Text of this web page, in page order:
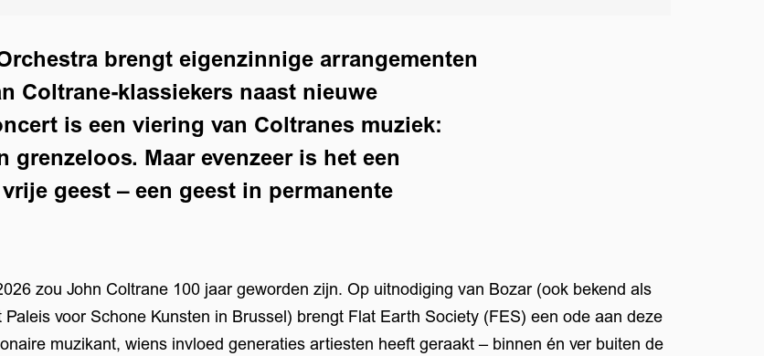
brengt eigenzinnige arrangementen
Coltrane-klassiekers naast nieuwe
is een viering van Coltranes muziek:
grenzeloos. Maar evenzeer is het een
geest – een geest in permanente
zou John Coltrane 100 jaar geworden zijn. Op uitnodiging van Bozar (ook bekend als
Paleis voor Schone Kunsten in Brussel) brengt Flat Earth Society (FES) een ode aan deze
muzikant, wiens invloed generaties artiesten heeft geraakt – binnen én ver buiten de